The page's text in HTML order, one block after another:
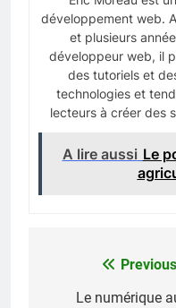
développement web.
et plusieurs
développeur web, il
des tutoriels et
technologies et
lecteurs à créer des
A lire aussi Le
Navigation
Le numérique